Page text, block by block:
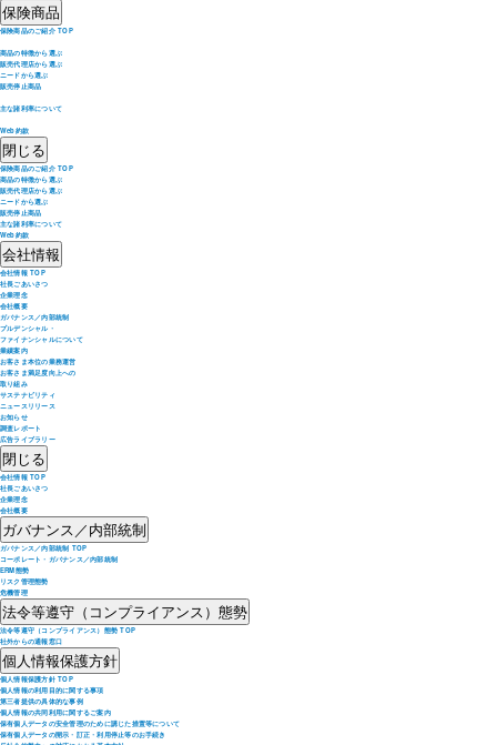
保険商品
保険商品のご紹介 TOP
商品の特徴から選ぶ
販売代理店から選ぶ
ニードから選ぶ
販売停止商品
主な諸利率について
Web約款
閉じる
保険商品のご紹介 TOP
商品の特徴から選ぶ
販売代理店から選ぶ
ニードから選ぶ
販売停止商品
主な諸利率について
Web約款
会社情報
会社情報 TOP
社長ごあいさつ
企業理念
会社概要
ガバナンス／内部統制
プルデンシャル・
ファイナンシャルについて
業績案内
お客さま本位の業務運営
お客さま満足度向上への
取り組み
サステナビリティ
ニュースリリース
お知らせ
調査レポート
広告ライブラリー
閉じる
会社情報 TOP
社長ごあいさつ
企業理念
会社概要
ガバナンス／内部統制
ガバナンス／内部統制 TOP
コーポレート・ガバナンス／内部統制
ERM態勢
リスク管理態勢
危機管理
法令等遵守（コンプライアンス）態勢
法令等遵守（コンプライアンス）態勢 TOP
社外からの通報窓口
個人情報保護方針
個人情報保護方針 TOP
個人情報の利用目的に関する事項
第三者提供の具体的な事例
個人情報の共同利用に関するご案内
保有個人データの安全管理のために講じた措置等について
保有個人データの開示・訂正・利用停止等のお手続き